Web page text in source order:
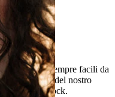
non sono sempre facili da
facciamo del nostro
sempre in stock.